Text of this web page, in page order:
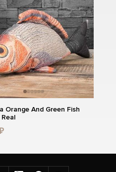
Orange And Green Fish